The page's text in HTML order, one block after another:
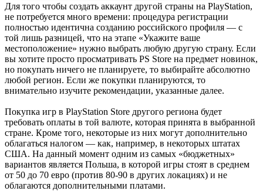
Для того чтобы создать аккаунт другой страны на PlayStation,
не потребуется много времени: процедура регистрации
полностью идентична созданию российского профиля — с
той лишь разницей, что на этапе «Укажите ваше
местоположение» нужно выбрать любую другую страну. Если
вы хотите просто просматривать PS Store на предмет новинок,
но покупать ничего не планируете, то выбирайте абсолютно
любой регион. Если же покупки планируются, то
внимательно изучите рекомендации, указанные далее.
Покупка игр в PlayStation Store другого региона будет
требовать оплаты в той валюте, которая принята в выбранной
стране. Кроме того, некоторые из них могут дополнительно
облагаться налогом — как, например, в некоторых штатах
США. На данный момент одним из самых «бюджетных»
вариантов является Польша, в которой игры стоят в среднем
от 50 до 70 евро (против 80-90 в других локациях) и не
облагаются дополнительными платами.